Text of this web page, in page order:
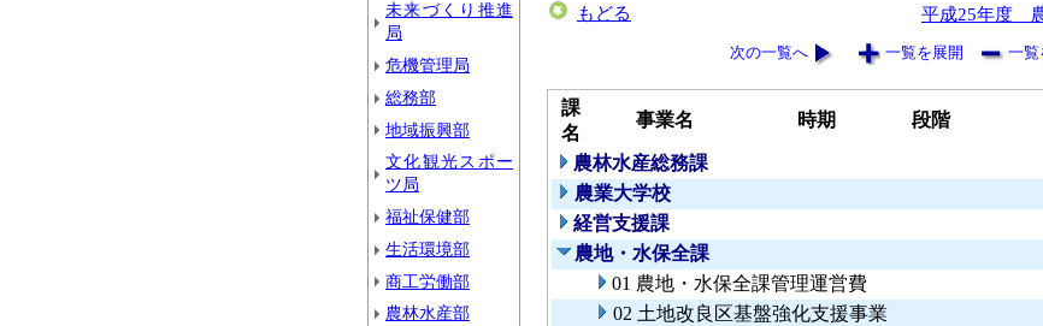
未来づくり推進
局
危機管理局
総務部
地域振興部
文化観光スポー
ツ局
福祉保健部
生活環境部
商工労働部
農林水産部
もどる 平成25年度
次の一覧へ 一覧を展開 一覧
課
名
事業名 時期 段階
農林水産総務課
農業大学校
経営支援課
農地・水保全課
01 農地・水保全課管理運営費
02 土地改良区基盤強化支援事業